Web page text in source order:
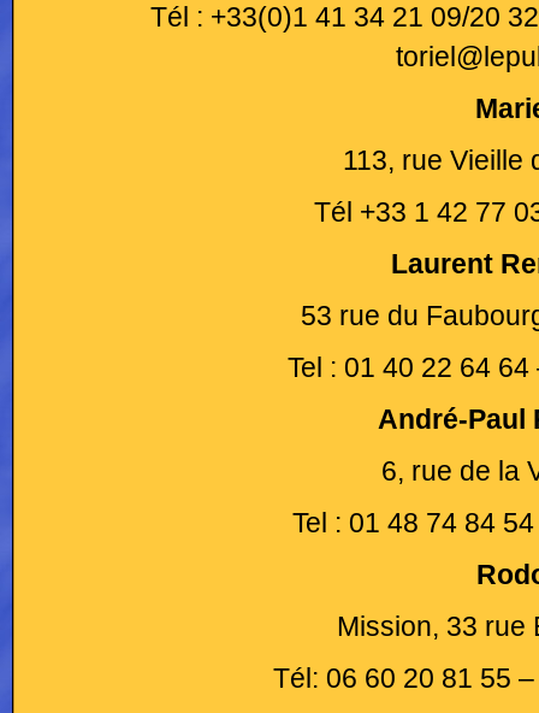
Tél : +33(0)1 41 34 21 09/20
113, rue Vieille
Tél +33 1 42 77
Laurent
53 rue du
Tel : 01 40 22 64
André-Paul
6, rue de la
Tel : 01 48 74 84
Mission, 33 rue
Tél: 06 60 20 81 55